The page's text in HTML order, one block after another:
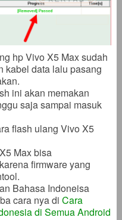
hp Vivo X5 Max sudah
kabel data lalu pasang
ini akan memakan
saja sampai masuk
flash ulang Vivo X5
Max bisa
firmware yang
Bahasa Indoneisa
cara nya di Cara
di Semua Android